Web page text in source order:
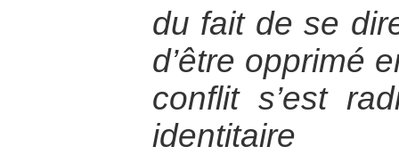
du fait de se
d’être opprimé
conflit s’est
identitaire